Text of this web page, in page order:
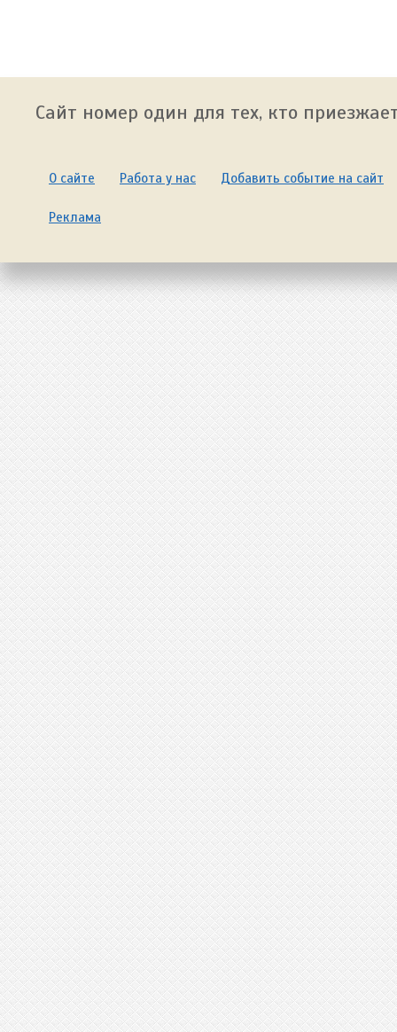
Сайт номер один для тех, кто
О сайте Работа у нас Добавить событие на сайт
Реклама